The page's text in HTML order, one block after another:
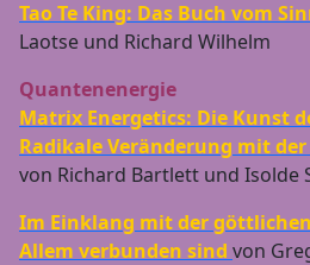
Tao Te King: Das Buch vom
Laotse und Richard Wilhelm
Quantenenergie
Matrix Energetics: Die Kunst
Radikale Veränderung mit
von Richard Bartlett und Isolde
Im Einklang mit der
Allem verbunden sind von